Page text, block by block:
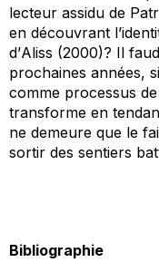
lecteur assidu de
en découvrant
d’Aliss (2000)? Il
prochaines années,
comme processus
transforme en
ne demeure que le
sortir des sentiers
Bibliographie